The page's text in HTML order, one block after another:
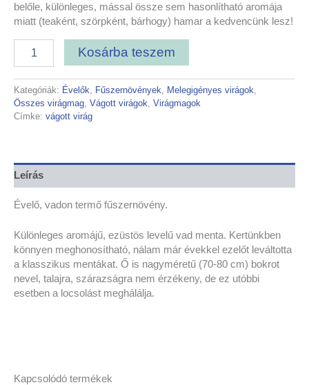
belőle, különleges, mással össze sem hasonlítható aromája
miatt (teaként, szörpként, bárhogy) hamar a kedvencünk lesz!
Kosárba teszem
Kategóriák: Évelők, Fűszernövények, Melegigényes virágok,
Összes virágmag, Vágott virágok, Virágmagok
Címke: vágott virág
Leírás
Évelő, vadon termő fűszernövény.
Különleges aromájű, ezüstös levelű vad menta. Kertünkben
könnyen meghonosítható, nálam már évekkel ezelőt leváltotta
a klasszikus mentákat. Ő is nagyméretű (70-80 cm) bokrot
nevel, talajra, szárazságra nem érzékeny, de ez utóbbi
esetben a locsolást meghálálja.
Kapcsolódó termékek